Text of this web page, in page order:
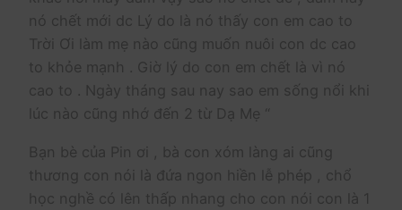
nó chết mới dc Lý do là nó thấy con em cao to
Trời Ơi làm mẹ nào cũng muốn nuôi con dc cao
to khỏe mạnh . Giờ lý do con em chết là vì nó
cao to . Ngày tháng sau nay sao em sống nổi khi
lúc nào cũng nhớ đến 2 từ Dạ Mẹ “
Bạn bè của Pin ơi , bà con xóm làng ai cũng
thương con nói là đứa ngon hiền lễ phép , chổ
học nghề có lên thấp nhang cho con nói con là 1